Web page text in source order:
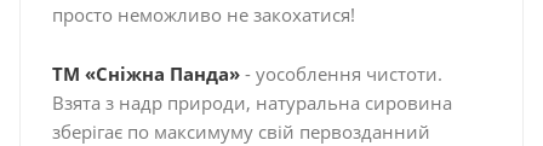
просто неможливо не закохатися!
ТМ «Сніжна Панда»- уособлення чистоти.
Взята з надр природи, натуральна сировина
зберігає по максимуму свій первозданний